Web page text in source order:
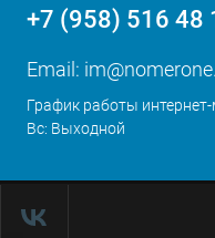
+7 (958) 516 48
Email:
График работы
Вс: Выходной